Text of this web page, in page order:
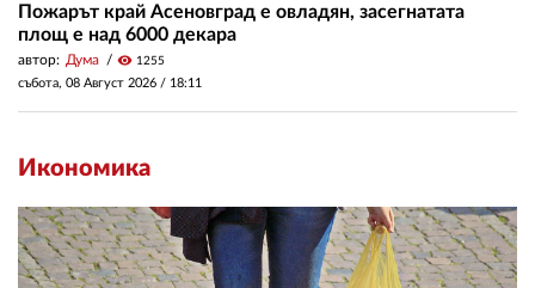
Пожарът край Асеновград е овладян, засегнатата
площ е над 6000 декара
автор: Дума visibility 1255
събота, 08 Август 2026 / 18:11
Икономика